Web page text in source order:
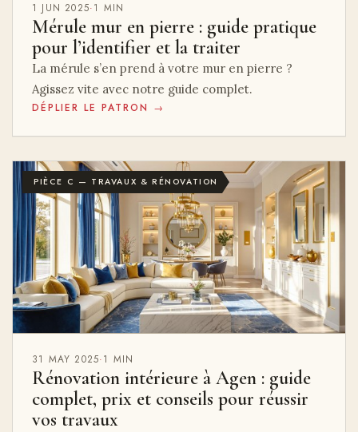
1 JUN 2025·1 MIN
Mérule mur en pierre : guide pratique
pour l’identifier et la traiter
La mérule s’en prend à votre mur en pierre ?
Agissez vite avec notre guide complet.
DÉPLIER LE PATRON →
PIÈCE C — TRAVAUX & RÉNOVATION
31 MAY 2025·1 MIN
Rénovation intérieure à Agen : guide
complet, prix et conseils pour réussir
vos travaux